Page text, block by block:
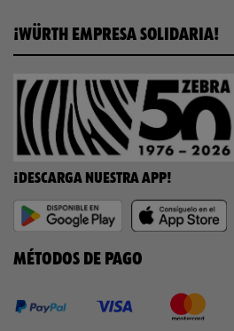
¡WÜRTH EMPRESA SOLIDARIA!
¡DESCARGA NUESTRA APP!
MÉTODOS DE PAGO